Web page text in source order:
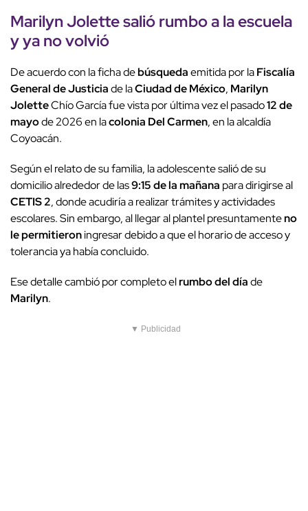
Marilyn Jolettesalió rumboa la escuela
y yano volvió
De acuerdo con la ficha debúsquedaemitida por laFiscalía
General de Justiciade laCiudad de México, Marilyn
JoletteChío García fue vista por última vez el pasado12 de
mayode 2026 en lacolonia Del Carmen, en la alcaldía
Coyoacán.
Según el relato de su familia, la adolescente salió de su
domicilio alrededor de las9:15 de la mañana para dirigirse al
CETIS 2, donde acudiría a realizar trámites y actividades
escolares. Sin embargo, al llegar al plantel presuntamenteno
le permitieroningresar debido a que el horario de acceso y
tolerancia ya había concluido.
Ese detalle cambió por completo elrumbo del díade
Marilyn.
▼ Publicidad